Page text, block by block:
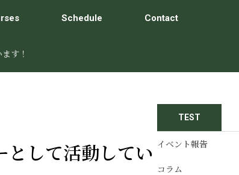
Schedule Contact
す！
として活動してい
TEST
イベント報告
コラム